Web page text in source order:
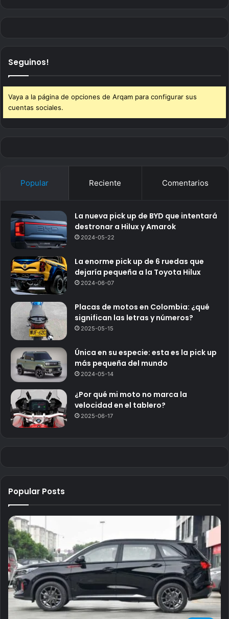
Seguinos!
Vaya a la página de opciones de Arqam para configurar sus
cuentas sociales.
Popular Reciente Comentarios
La nueva pick up de BYD que intentará
destronar a Hilux y Amarok
2024-05-22
La enorme pick up de 6 ruedas que
dejaría pequeña a la Toyota Hilux
2024-06-07
Placas de motos en Colombia: ¿qué
significan las letras y números?
2025-05-15
Única en su especie: esta es la pick up
más pequeña del mundo
2024-05-14
¿Por qué mi moto no marca la
velocidad en el tablero?
2025-06-17
Popular Posts